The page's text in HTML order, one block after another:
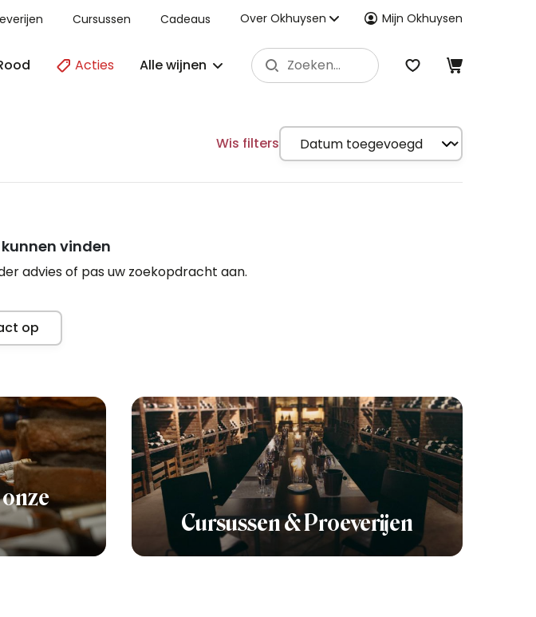
Cursussen Cadeaus Over Okhuysen Mijn Okhuysen
Acties Alle wijnen
Wis filters
vinden
advies of pas uw zoekopdracht aan.
op
Cursussen & Proeverijen